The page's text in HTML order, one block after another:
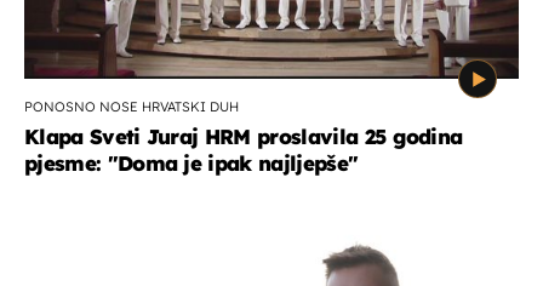
PONOSNO NOSE HRVATSKI DUH
Klapa Sveti Juraj HRM proslavila 25 godina
pjesme: "Doma je ipak najljepše"